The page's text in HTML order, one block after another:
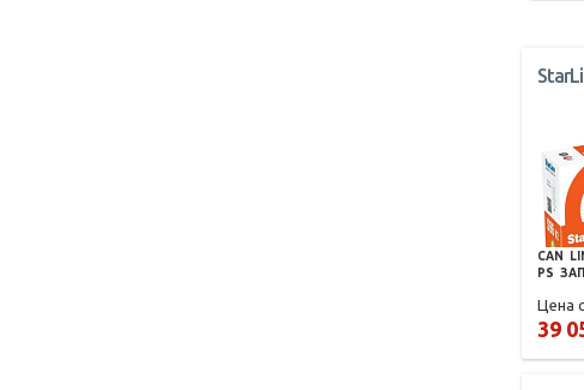
CAN
PS
Цена
39